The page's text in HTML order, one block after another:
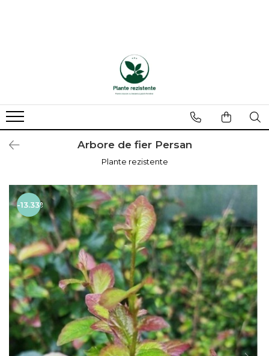
Arbore de fier Persan
Plante rezistente
-13.33%